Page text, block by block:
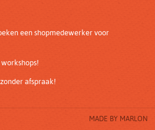
een shopmedewerker voor
afspraak!
MADE BY MARLON